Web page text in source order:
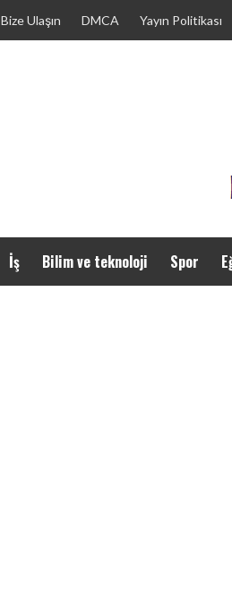
Bize Ulaşın DMCA Yayın Politikası
İş Bilim ve teknoloji Spor